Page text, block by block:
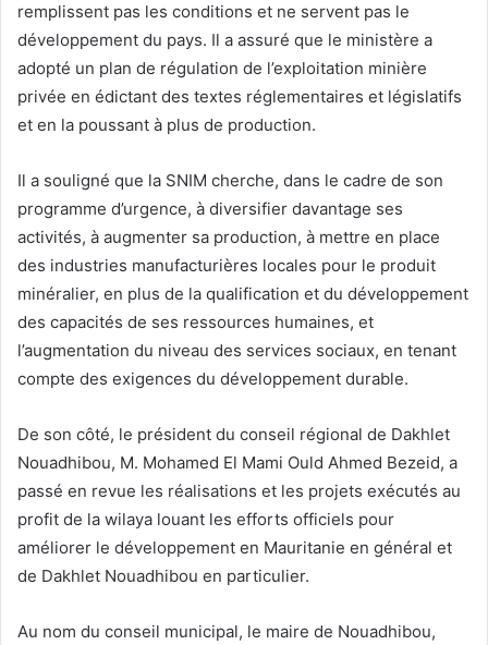
remplissent pas les conditions et ne servent pas le
développement du pays. Il a assuré que le ministère a
adopté un plan de régulation de l’exploitation minière
privée en édictant des textes réglementaires et législatifs
et en la poussant à plus de production.
Il a souligné que la SNIM cherche, dans le cadre de son
programme d’urgence, à diversifier davantage ses
activités, à augmenter sa production, à mettre en place
des industries manufacturières locales pour le produit
minéralier, en plus de la qualification et du développement
des capacités de ses ressources humaines, et
l’augmentation du niveau des services sociaux, en tenant
compte des exigences du développement durable.
De son côté, le président du conseil régional de Dakhlet
Nouadhibou, M. Mohamed El Mami Ould Ahmed Bezeid, a
passé en revue les réalisations et les projets exécutés au
profit de la wilaya louant les efforts officiels pour
améliorer le développement en Mauritanie en général et
de Dakhlet Nouadhibou en particulier.
Au nom du conseil municipal, le maire de Nouadhibou,